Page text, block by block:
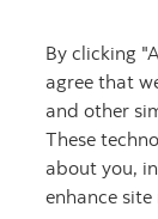
Obtenez des
Rencontrez
Prenez
By clicking
agree that
and other
These
about you,
enhance